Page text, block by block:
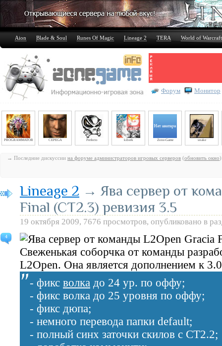
Aion Blade & Soul Runes Of Magic Lineage 2 TERA World of Warcraft
Форум Монитор
PROGRAMMATOR CEPEGA Perfecto kiberk Zone-Game snake
→ Последние дискуссии на форуме администраторов игровых серверов (обновить окно)
4
Lineage 2 → Ява сервер от
Final (CT2.3) ревизия 3.5
19 октября 2009, 7676 просмотров, опубликовано в
Свеженькая соборчка от команды
L2Open. Она является дополнением к 3.0
- фикс волка до 24 ур. по оффу;
- фикс волка до 25 уровня по оффу;
- фикс дюпа;
- немного перевода папки default;
- полный синх заточки скилов с CT2.2;